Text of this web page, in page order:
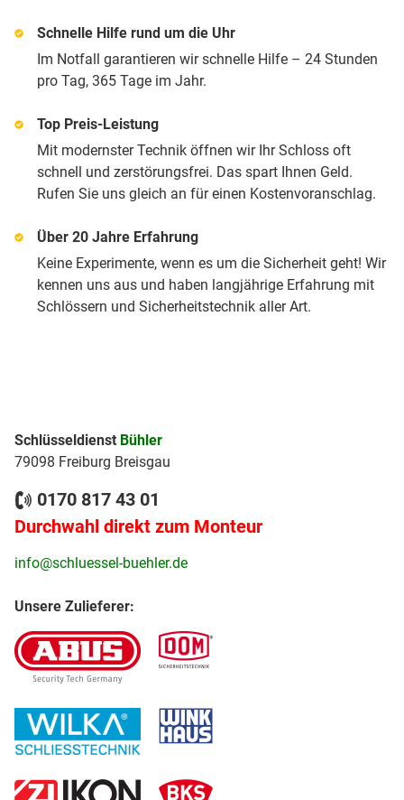
Schnelle Hilfe rund um die Uhr
Im Notfall garantieren wir schnelle Hilfe – 24 Stunden
pro Tag, 365 Tage im Jahr.
Top Preis-Leistung
Mit modernster Technik öffnen wir Ihr Schloss oft
schnell und zerstörungsfrei. Das spart Ihnen Geld.
Rufen Sie uns gleich an für einen Kostenvoranschlag.
Über 20 Jahre Erfahrung
Keine Experimente, wenn es um die Sicherheit geht! Wir
kennen uns aus und haben langjährige Erfahrung mit
Schlössern und Sicherheitstechnik aller Art.
Schlüsseldienst Bühler
79098 Freiburg Breisgau
0170 817 43 01
Durchwahl direkt zum Monteur
info@schluessel-buehler.de
Unsere Zulieferer: